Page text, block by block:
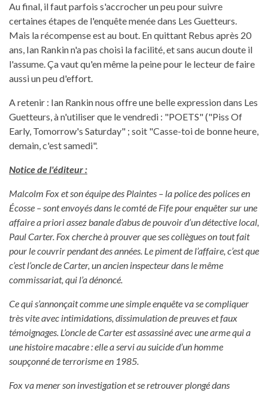
Au final, il faut parfois s'accrocher un peu pour suivre
certaines étapes de l'enquête menée dans Les Guetteurs.
Mais la récompense est au bout. En quittant Rebus après 20
ans, Ian Rankin n'a pas choisi la facilité, et sans aucun doute il
l'assume. Ça vaut qu'en même la peine pour le lecteur de faire
aussi un peu d'effort.
A retenir : Ian Rankin nous offre une belle expression dans Les
Guetteurs, à n'utiliser que le vendredi : "POETS" ("Piss Of
Early, Tomorrow's Saturday" ; soit "Casse-toi de bonne heure,
demain, c'est samedi".
Notice de l'éditeur :
Malcolm Fox et son équipe des Plaintes – la police des polices en
Écosse – sont envoyés dans le comté de Fife pour enquêter sur une
affaire a priori assez banale d’abus de pouvoir d’un détective local,
Paul Carter. Fox cherche à prouver que ses collègues on tout fait
pour le couvrir pendant des années. Le piment de l’affaire, c’est que
c’est l’oncle de Carter, un ancien inspecteur dans le même
commissariat, qui l’a dénoncé.
Ce qui s’annonçait comme une simple enquête va se compliquer
très vite avec intimidations, dissimulation de preuves et faux
témoignages. L’oncle de Carter est assassiné avec une arme qui a
une histoire macabre : elle a servi au suicide d’un homme
soupçonné de terrorisme en 1985.
Fox va mener son investigation et se retrouver plongé dans